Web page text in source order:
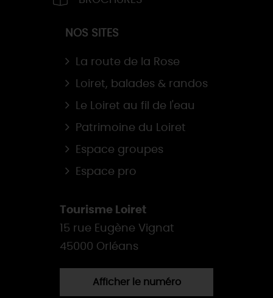
NOS SITES
La route de la Rose
Loiret, balades & randos
Le Loiret au fil de l'eau
Patrimoine du Loiret
Espace groupes
Espace pro
Tourisme Loiret
15 rue Eugène Vignat
45000 Orléans
Afficher le numéro